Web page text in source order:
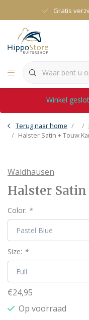
Gratis
Winkel
Terug naar home
Halster Satin + Touw
Waldhausen
Halster
Color: *
Size: *
€24,95
Op voorraad